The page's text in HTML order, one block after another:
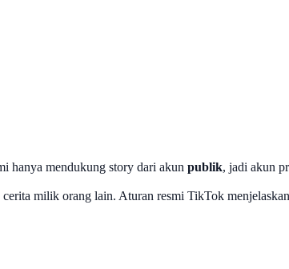
hanya mendukung story dari akun publik, jadi akun
milik orang lain. Aturan resmi TikTok